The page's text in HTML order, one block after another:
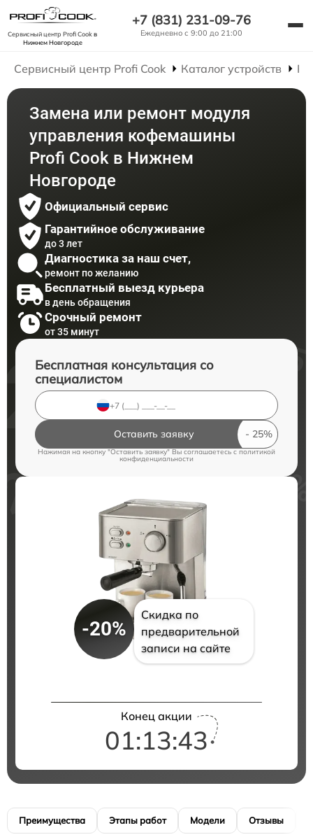
Сервисный центр Profi Cookв
Нижнем Новгороде
+7 (831) 231-09-76
Ежедневно с 9:00 до 21:00
Сервисный центр Profi Cook Каталог устройств
Замена или ремонт модуля
управления кофемашины
Profi Cook в Нижнем
Новгороде
Официальный сервис
Гарантийное обслуживание
до 3 лет
Диагностика за наш счет,
ремонт по желанию
Бесплатный выезд курьера
в день обращения
Срочный ремонт
от 35 минут
Бесплатная консультация со
специалистом
Оставить заявку
Нажимая на кнопку "Оставить заявку" Вы соглашаетесь c политикой
конфиденциальности
-20%
Скидка по
предварительной
записи на сайте
Конец акции
01:13:42
Преимущества Этапы работ Модели Отзывы